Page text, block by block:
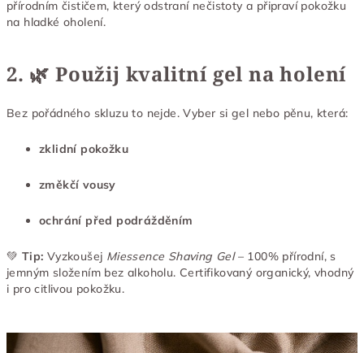
přírodním čističem, který odstraní nečistoty a připraví pokožku
na hladké oholení.
2. 🌿 Použij kvalitní gel na holení
Bez pořádného skluzu to nejde. Vyber si gel nebo pěnu, která:
zklidní pokožku
změkčí vousy
ochrání před podrážděním
💚 Tip: Vyzkoušej Miessence Shaving Gel– 100% přírodní, s
jemným složením bez alkoholu. Certifikovaný organický, vhodný
i pro citlivou pokožku.